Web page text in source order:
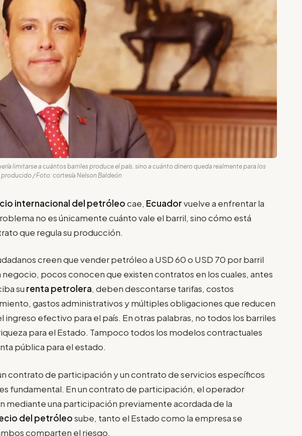
limitarse a cuántos barriles produce el país, sino a cuánto dinero queda realmente para los
/ Foto: cortesía Nelson Baldeón
internacional del petróleocae, Ecuadorvuelve a enfrentar la
no es únicamente cuánto vale el barril, sino cómo está
que regula su producción.
creen que vender petróleo a USD 60 o USD 70 por barril
negocio, pocos conocen que existen contratos en los cuales, antes
su renta petrolera, deben descontarse tarifas, costos
gastos administrativos y múltiples obligaciones que reducen
efectivo para el país. En otras palabras, no todos los barriles
para el Estado. Tampoco todos los modelos contractuales
pública para el estado.
contrato de participación y un contrato de servicios específicos
fundamental. En un contrato de participación, el operador
mediante una participación previamente acordada de la
del petróleosube, tanto el Estado como la empresa se
comparten el riesgo.